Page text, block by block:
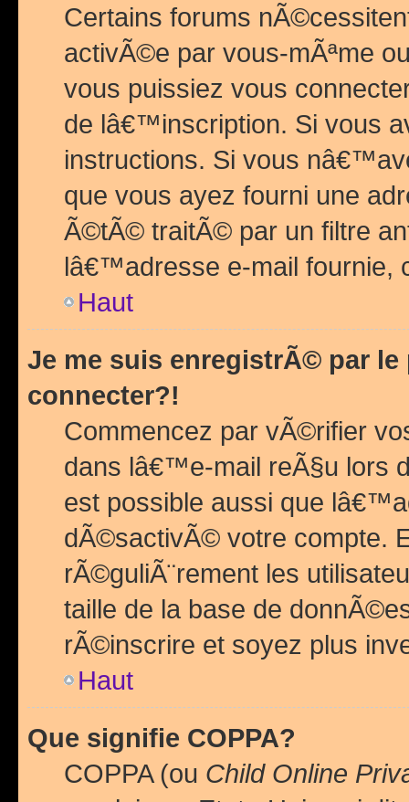
Certains forums
activÃ©e par vous-mÃªme
vous puissiez vous
de lâ€™inscription. Si vous
instructions. Si vous
que vous ayez fourni une
Ã©tÃ© traitÃ© par un filtre
lâ€™adresse e-mail fournie,
Haut
Je me suis enregistrÃ© par
connecter?!
Commencez par vÃ©rifier
dans lâ€™e-mail reÃ§u lors
est possible aussi que
dÃ©sactivÃ© votre compte.
rÃ©guliÃ¨rement les
taille de la base de
rÃ©inscrire et soyez plus
Haut
Que signifie COPPA?
COPPA (ou Child Online